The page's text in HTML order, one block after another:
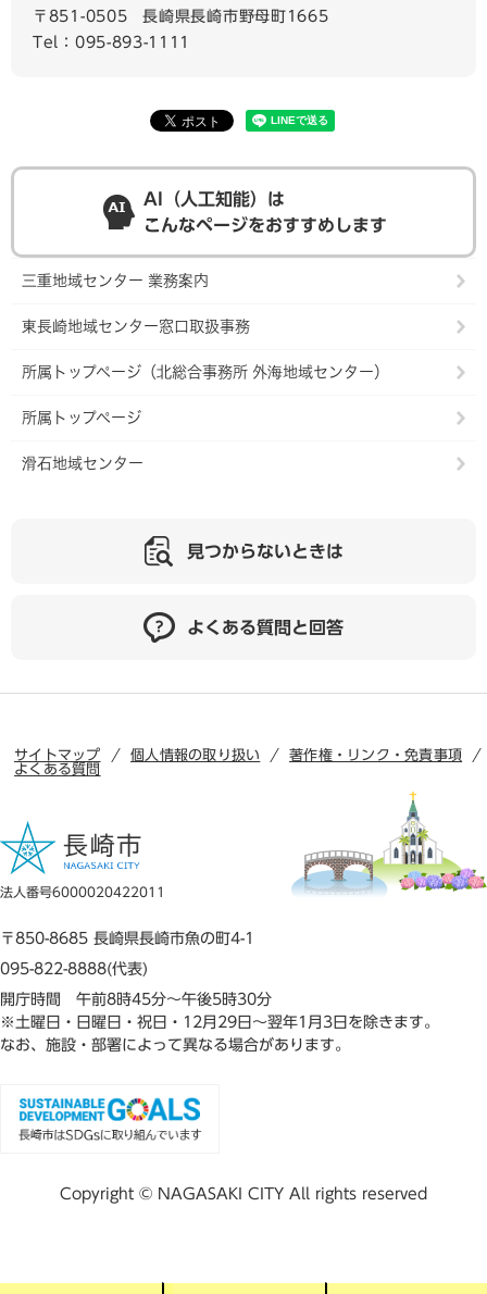
〒851-0505
長崎県長崎市野母町1665
Tel：095-893-1111
AI（人工知能）は
こんなページをおすすめします
三重地域センター 業務案内
東長崎地域センター窓口取扱事務
所属トップページ（北総合事務所 外海地域センター）
所属トップページ
滑石地域センター
見つからないときは
よくある質問と回答
サイトマップ 個人情報の取り扱い
著作権・リンク・免責事項
よくある質問
法人番号6000020422011
〒850-8685 長崎県長崎市魚の町4-1
095-822-8888(代表)
開庁時間 午前8時45分～午後5時30分
※土曜日・日曜日・祝日・12月29日～翌年1月3日を除きます。
なお、施設・部署によって異なる場合があります。
Copyright © NAGASAKI CITY All rights reserved